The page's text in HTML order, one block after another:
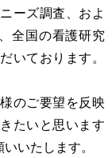
ーズ調査、およ
全国の看護研究
いております。
のご要望を反映
たいと思います
いたします。